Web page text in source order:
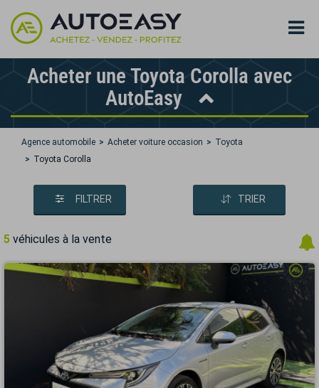
Acheter une Toyota Corolla avec
AutoEasy
Agence automobile Acheter voiture occasion
Toyota
Toyota Corolla
FILTRER TRIER
5 véhicules à la vente